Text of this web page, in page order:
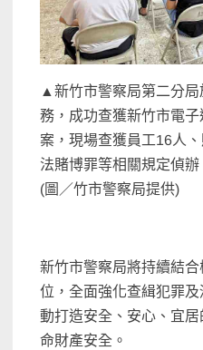
▲新竹市警察局第二分
務，成功查獲新竹市電
案，現場查獲員工16人
法賭博罪等相關規定偵
(圖／竹市警察局提供)
新竹市警察局將持續結
位，全面強化查緝犯罪
動打造安全、安心、宜
命財產安全。